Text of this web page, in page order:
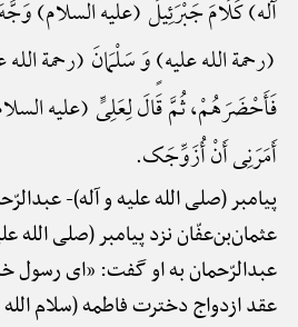
آله) کَلَامَ جَبْرَئِیلَ (علیه السلام)
(رحمة الله علیه)ٍ وَ سَلْمَانَ (رحمة
فَأَحْضَرَهُمْ، ثُمَّ قَالَ لِعَلِیٍّ (علیه
أَمَرَنِی أَنْ أُزَوِّجَک.
پیامبر (صلی الله علیه و آله)-
عثمان‌بن‌عفّان نزد پیامبر (صلی الله
عبدالرّحمان به او گفت: «ای رسول
عقد ازدواج دخترت فاطمه (سلام الله